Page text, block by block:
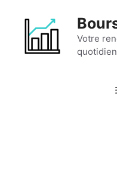
contenu
Votre